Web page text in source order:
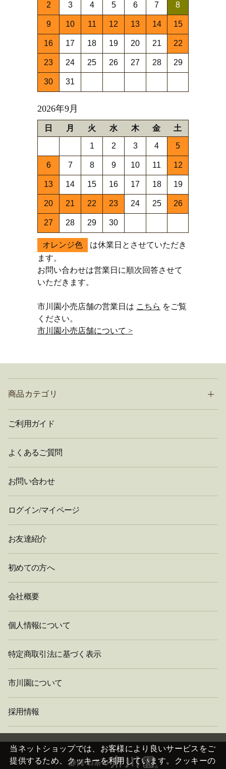
2 3 4 5 6 7 8
9 10 11 12 13 14 15
16 17 18 19 20 21 22
23 24 25 26 27 28 29
30 31
2026年9月
日 月 火 水 木 金 土
1 2 3 4 5
6 7 8 9 10 11 12
13 14 15 16 17 18 19
20 21 22 23 24 25 26
27 28 29 30
オレンジ色
は休業日とさせていただき
ます。
お問い合わせは営業日に順次回答させて
いただきます。
市川園小売店舗の営業日は こちら をご覧
ください。
市川園小売店舗について >
商品カテゴリ
ご利用ガイド
よくあるご質問
お問い合わせ
ログイン/マイページ
お友達紹介
初めての方へ
会社概要
個人情報について
特定商取引法に基づく表示
市川園について
採用情報
当ネットショップでは、お客様により良いサービスをご
提供するため、クッキーを利用しています。クッキーの
閉
じ
る